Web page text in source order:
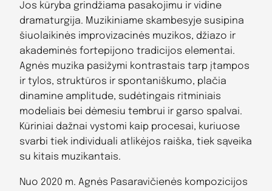
Jos kūryba grindžiama pasakojimu ir vidine
dramaturgija. Muzikiniame skambesyje susipina
šiuolaikinės improvizacinės muzikos, džiazo ir
akademinės fortepijono tradicijos elementai.
Agnės muzika pasižymi kontrastais tarp įtampos
ir tylos, struktūros ir spontaniškumo, plačia
dinamine amplitude, sudėtingais ritminiais
modeliais bei dėmesiu tembrui ir garso spalvai.
Kūriniai dažnai vystomi kaip procesai, kuriuose
svarbi tiek individuali atlikėjos raiška, tiek sąveika
su kitais muzikantais.
Nuo 2020 m. Agnės Pasaravičienės kompozicijos